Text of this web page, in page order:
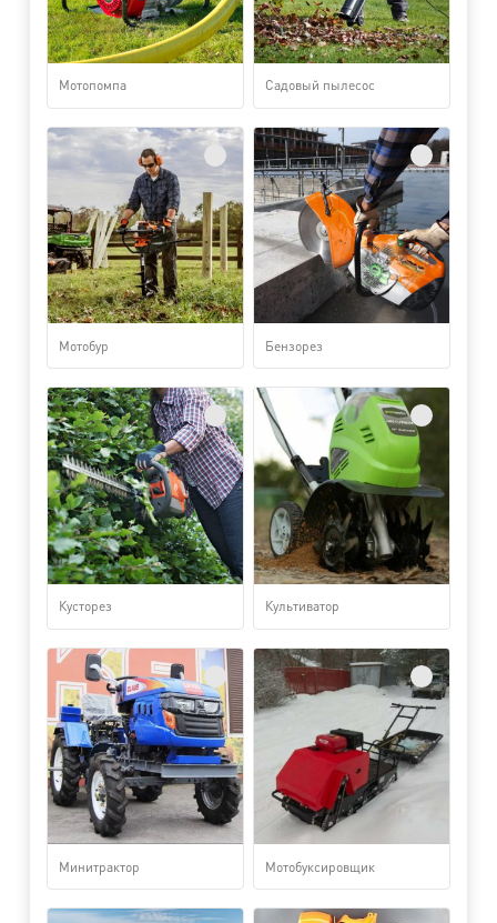
Мотопомпа Садовый пылесос
Мотобур Бензорез
Кусторез Культиватор
Минитрактор Мотобуксировщик